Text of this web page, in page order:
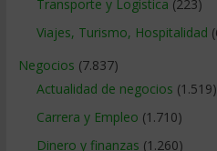
Transporte y Logistica (223)
Viajes, Turismo, Hospitalidad
Negocios (7.837)
Actualidad de negocios (1.519)
Carrera y Empleo (1.710)
Dinero y finanzas (1.260)